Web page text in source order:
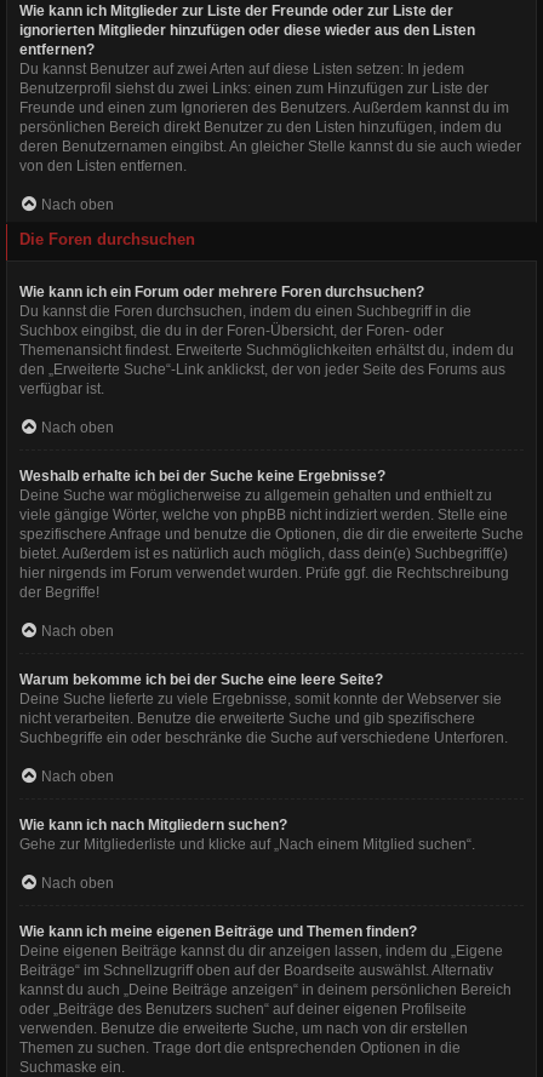
Wie kann ich Mitglieder zur Liste der Freunde oder zur Liste der
ignorierten Mitglieder hinzufügen oder diese wieder aus den Listen
entfernen?
Du kannst Benutzer auf zwei Arten auf diese Listen setzen: In jedem
Benutzerprofil siehst du zwei Links: einen zum Hinzufügen zur Liste der
Freunde und einen zum Ignorieren des Benutzers. Außerdem kannst du im
persönlichen Bereich direkt Benutzer zu den Listen hinzufügen, indem du
deren Benutzernamen eingibst. An gleicher Stelle kannst du sie auch wieder
von den Listen entfernen.
Nach oben
Die Foren durchsuchen
Wie kann ich ein Forum oder mehrere Foren durchsuchen?
Du kannst die Foren durchsuchen, indem du einen Suchbegriff in die
Suchbox eingibst, die du in der Foren-Übersicht, der Foren- oder
Themenansicht findest. Erweiterte Suchmöglichkeiten erhältst du, indem du
den „Erweiterte Suche“-Link anklickst, der von jeder Seite des Forums aus
verfügbar ist.
Nach oben
Weshalb erhalte ich bei der Suche keine Ergebnisse?
Deine Suche war möglicherweise zu allgemein gehalten und enthielt zu
viele gängige Wörter, welche von phpBB nicht indiziert werden. Stelle eine
spezifischere Anfrage und benutze die Optionen, die dir die erweiterte Suche
bietet. Außerdem ist es natürlich auch möglich, dass dein(e) Suchbegriff(e)
hier nirgends im Forum verwendet wurden. Prüfe ggf. die Rechtschreibung
der Begriffe!
Nach oben
Warum bekomme ich bei der Suche eine leere Seite?
Deine Suche lieferte zu viele Ergebnisse, somit konnte der Webserver sie
nicht verarbeiten. Benutze die erweiterte Suche und gib spezifischere
Suchbegriffe ein oder beschränke die Suche auf verschiedene Unterforen.
Nach oben
Wie kann ich nach Mitgliedern suchen?
Gehe zur Mitgliederliste und klicke auf „Nach einem Mitglied suchen“.
Nach oben
Wie kann ich meine eigenen Beiträge und Themen finden?
Deine eigenen Beiträge kannst du dir anzeigen lassen, indem du „Eigene
Beiträge“ im Schnellzugriff oben auf der Boardseite auswählst. Alternativ
kannst du auch „Deine Beiträge anzeigen“ in deinem persönlichen Bereich
oder „Beiträge des Benutzers suchen“ auf deiner eigenen Profilseite
verwenden. Benutze die erweiterte Suche, um nach von dir erstellen
Themen zu suchen. Trage dort die entsprechenden Optionen in die
Suchmaske ein.